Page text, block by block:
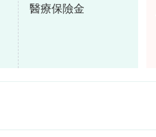
醫療保險金